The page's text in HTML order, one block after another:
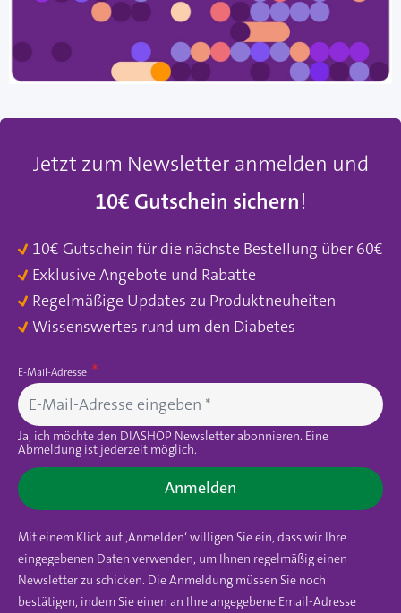
Jetzt zum Newsletter anmelden und
10€ Gutschein sichern!
10€ Gutschein für die nächste Bestellung über 60€
Exklusive Angebote und Rabatte
Regelmäßige Updates zu Produktneuheiten
Wissenswertes rund um den Diabetes
E-Mail-Adresse
Ja, ich möchte den DIASHOP Newsletter abonnieren. Eine
Abmeldung ist jederzeit möglich.
Anmelden
Mit einem Klick auf ‚Anmelden‘ willigen Sie ein, dass wir Ihre
eingegebenen Daten verwenden, um Ihnen regelmäßig einen
Newsletter zu schicken. Die Anmeldung müssen Sie noch
bestätigen, indem Sie einen an Ihre angegebene Email-Adresse